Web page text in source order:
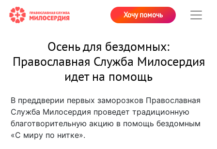
Хочу помочь
Осень для бездомных:
Православная Служба Милосердия
идет на помощь
В преддверии первых заморозков Православная
Служба Милосердия проведет традиционную
благотворительную акцию в помощь бездомным
«С миру по нитке».